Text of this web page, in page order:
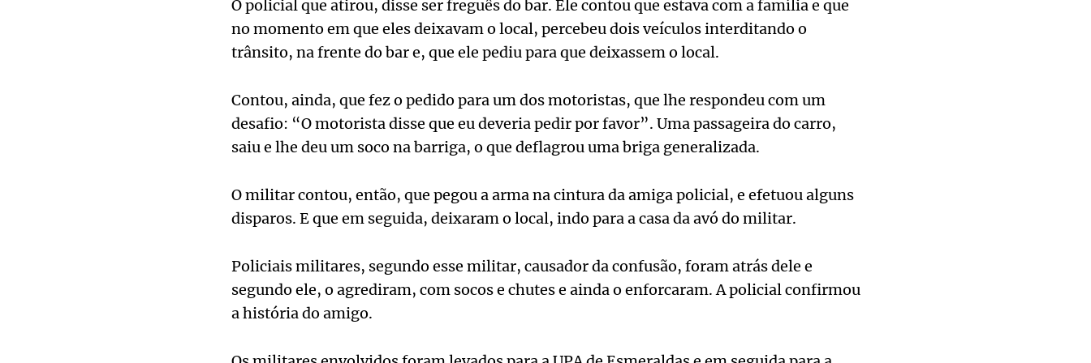
O policial que atirou, disse ser freguês do bar. Ele contou que estava com a família e que
no momento em que eles deixavam o local, percebeu dois veículos interditando o
trânsito, na frente do bar e, que ele pediu para que deixassem o local.
Contou, ainda, que fez o pedido para um dos motoristas, que lhe respondeu com um
desafio: “O motorista disse que eu deveria pedir por favor”. Uma passageira do carro,
saiu e lhe deu um soco na barriga, o que deflagrou uma briga generalizada.
O militar contou, então, que pegou a arma na cintura da amiga policial, e efetuou alguns
disparos. E que em seguida, deixaram o local, indo para a casa da avó do militar.
Policiais militares, segundo esse militar, causador da confusão, foram atrás dele e
segundo ele, o agrediram, com socos e chutes e ainda o enforcaram. A policial confirmou
a história do amigo.